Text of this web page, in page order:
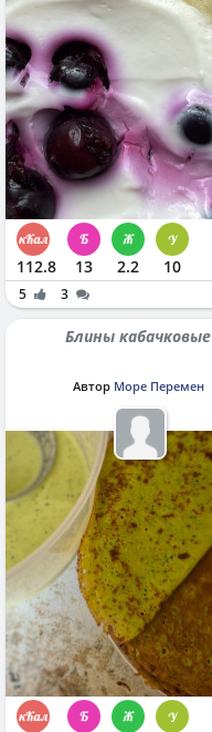
112.8 13 2.2 10
5 3
Блины кабачковые
Автор Море Перемен